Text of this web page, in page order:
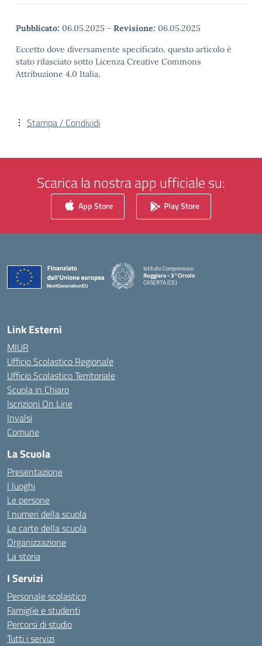
Pubblicato: 06.05.2025 - Revisione: 06.05.2025
Eccetto dove diversamente specificato, questo articolo è
stato rilasciato sotto Licenza Creative Commons
Attribuzione 4.0 Italia.
Stampa / Condividi
Scarica la nostra app ufficiale su:
App Store Play Store
Istituto Comprensivo
Ruggiero - 3°Circolo
CASERTA (CE)
Link Esterni
MIUR
Ufficio Scolastico Regionale
Ufficio Scolastico Territoriale
Scuola in Chiaro
Iscrizioni On Line
Invalsi
Comune
La Scuola
Presentazione
I luoghi
Le persone
I numeri della scuola
Le carte della scuola
Organizzazione
La storia
I Servizi
Personale scolastico
Famiglie e studenti
Percorsi di studio
Tutti i servizi